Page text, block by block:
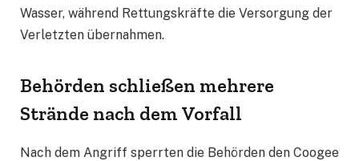
Wasser, während Rettungskräfte die Versorgung der
Verletzten übernahmen.
Behörden schließen mehrere
Strände nach dem Vorfall
Nach dem Angriff sperrten die Behörden den Coogee